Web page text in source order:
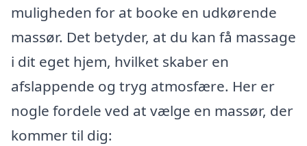
muligheden for at booke en udkørende
massør. Det betyder, at du kan få massage
i dit eget hjem, hvilket skaber en
afslappende og tryg atmosfære. Her er
nogle fordele ved at vælge en massør, der
kommer til dig: